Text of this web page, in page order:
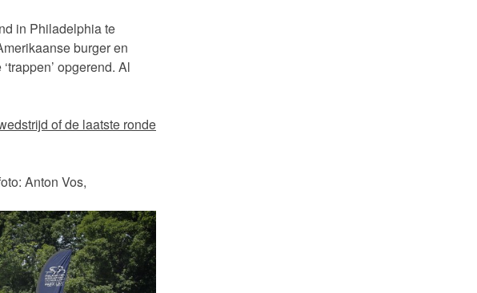
in Philadelphia te
burger en
opgerend. Al
of de laatste ronde
Anton Vos,